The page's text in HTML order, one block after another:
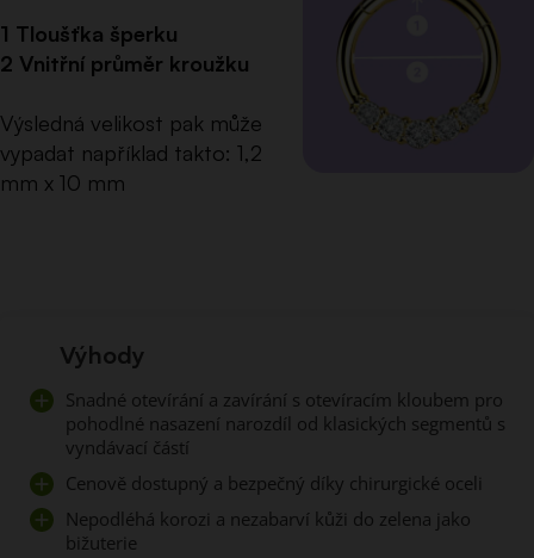
1 Tloušťka šperku
2 Vnitřní průměr kroužku
Výsledná velikost pak může
vypadat například takto: 1,2
mm x 10 mm
Výhody
Snadné otevírání a zavírání s otevíracím kloubem pro
pohodlné nasazení narozdíl od klasických segmentů s
vyndávací částí
Cenově dostupný a bezpečný díky chirurgické oceli
Nepodléhá korozi a nezabarví kůži do zelena jako
bižuterie